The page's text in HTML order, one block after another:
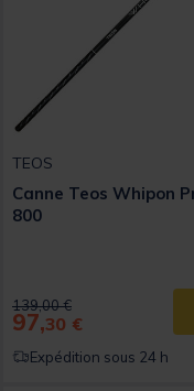
TEOS
Canne Teos Whipon
800
Price reduced from
139,00 €to
97,30 €
Expédition sous 24 h